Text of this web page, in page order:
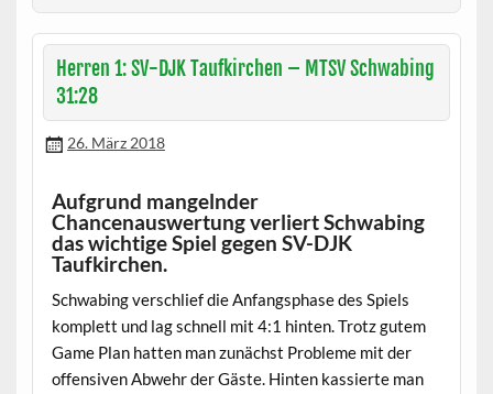
Herren 1: SV-DJK Taufkirchen – MTSV Schwabing
31:28
26. März 2018
Aufgrund mangelnder
Chancenauswertung verliert Schwabing
das wichtige Spiel gegen SV-DJK
Taufkirchen.
Schwabing verschlief die Anfangsphase des Spiels
komplett und lag schnell mit 4:1 hinten. Trotz gutem
Game Plan hatten man zunächst Probleme mit der
offensiven Abwehr der Gäste. Hinten kassierte man